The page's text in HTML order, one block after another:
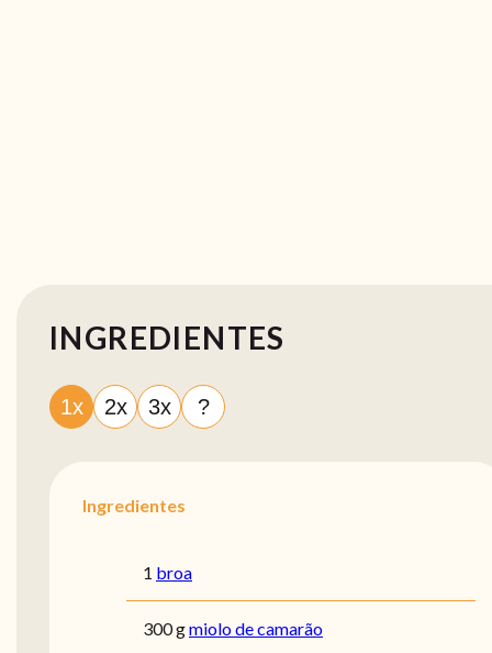
INGREDIENTES
1x 2x 3x ?
Ingredientes
1 broa
300 gmiolo de camarão